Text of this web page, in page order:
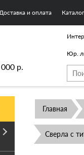
и оплата
р.
Юр.
Главная
Сверла с